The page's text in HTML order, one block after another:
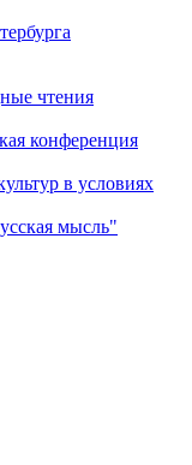
чтения
конференция
в условиях
мысль"